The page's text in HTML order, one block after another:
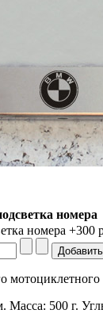
номера
номера +300
Масса: 500 г.